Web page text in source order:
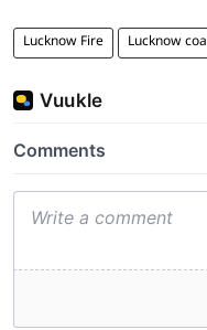
Lucknow Fire Lucknow